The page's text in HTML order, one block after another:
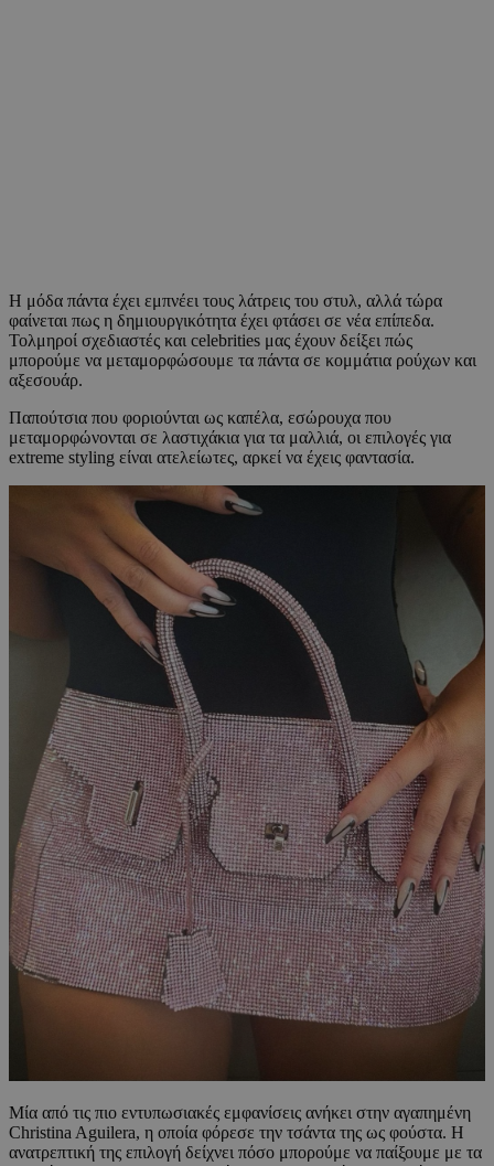
Η μόδα πάντα έχει εμπνέει τους λάτρεις του στυλ, αλλά τώρα
φαίνεται πως η δημιουργικότητα έχει φτάσει σε νέα επίπεδα.
Τολμηροί σχεδιαστές και celebrities μας έχουν δείξει πώς
μπορούμε να μεταμορφώσουμε τα πάντα σε κομμάτια ρούχων και
αξεσουάρ.
Παπούτσια που φοριούνται ως καπέλα, εσώρουχα που
μεταμορφώνονται σε λαστιχάκια για τα μαλλιά, οι επιλογές για
extreme styling είναι ατελείωτες, αρκεί να έχεις φαντασία.
Μία από τις πιο εντυπωσιακές εμφανίσεις ανήκει στην αγαπημένη
Christina Aguilera, η οποία φόρεσε την τσάντα της ως φούστα. Η
ανατρεπτική της επιλογή δείχνει πόσο μπορούμε να παίξουμε με τα